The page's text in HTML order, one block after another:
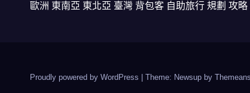
歐洲 東南亞 東北亞 臺灣 背包客 自助旅行 規劃 攻
Proudly powered by WordPress Theme: Newsup by